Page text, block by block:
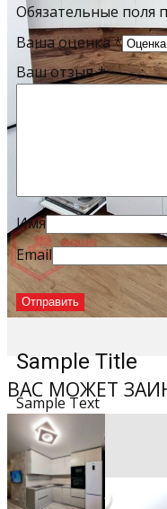
Sample Title
Sample Text
Обязательные поля
Ваша оценка*
Ваш отзыв*
Имя
Email
ВАС МОЖЕТ